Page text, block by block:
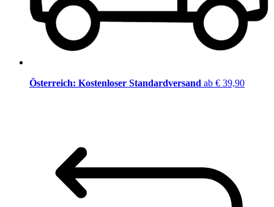
Österreich: Kostenloser Standardversand ab € 39,90